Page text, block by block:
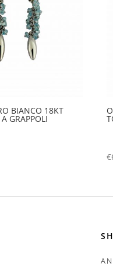
BIANCO 18KT
GRAPPOLI
€